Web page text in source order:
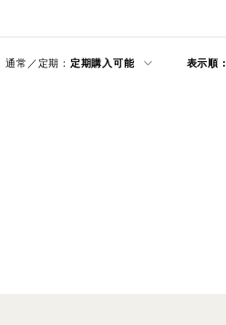
通常／定期： 定期購入可能 表示順 :